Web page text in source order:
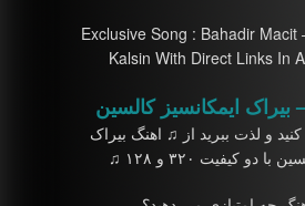
Exclusive Song : Bahadir Macit
Kalsin With Direct Links In
بیراک ایمکانسیز کالسین
کنید و لذت ببرید از ♫ اهنگ بیراک
دو کیفیت ۳۲۰ و ۱۲۸ ♫